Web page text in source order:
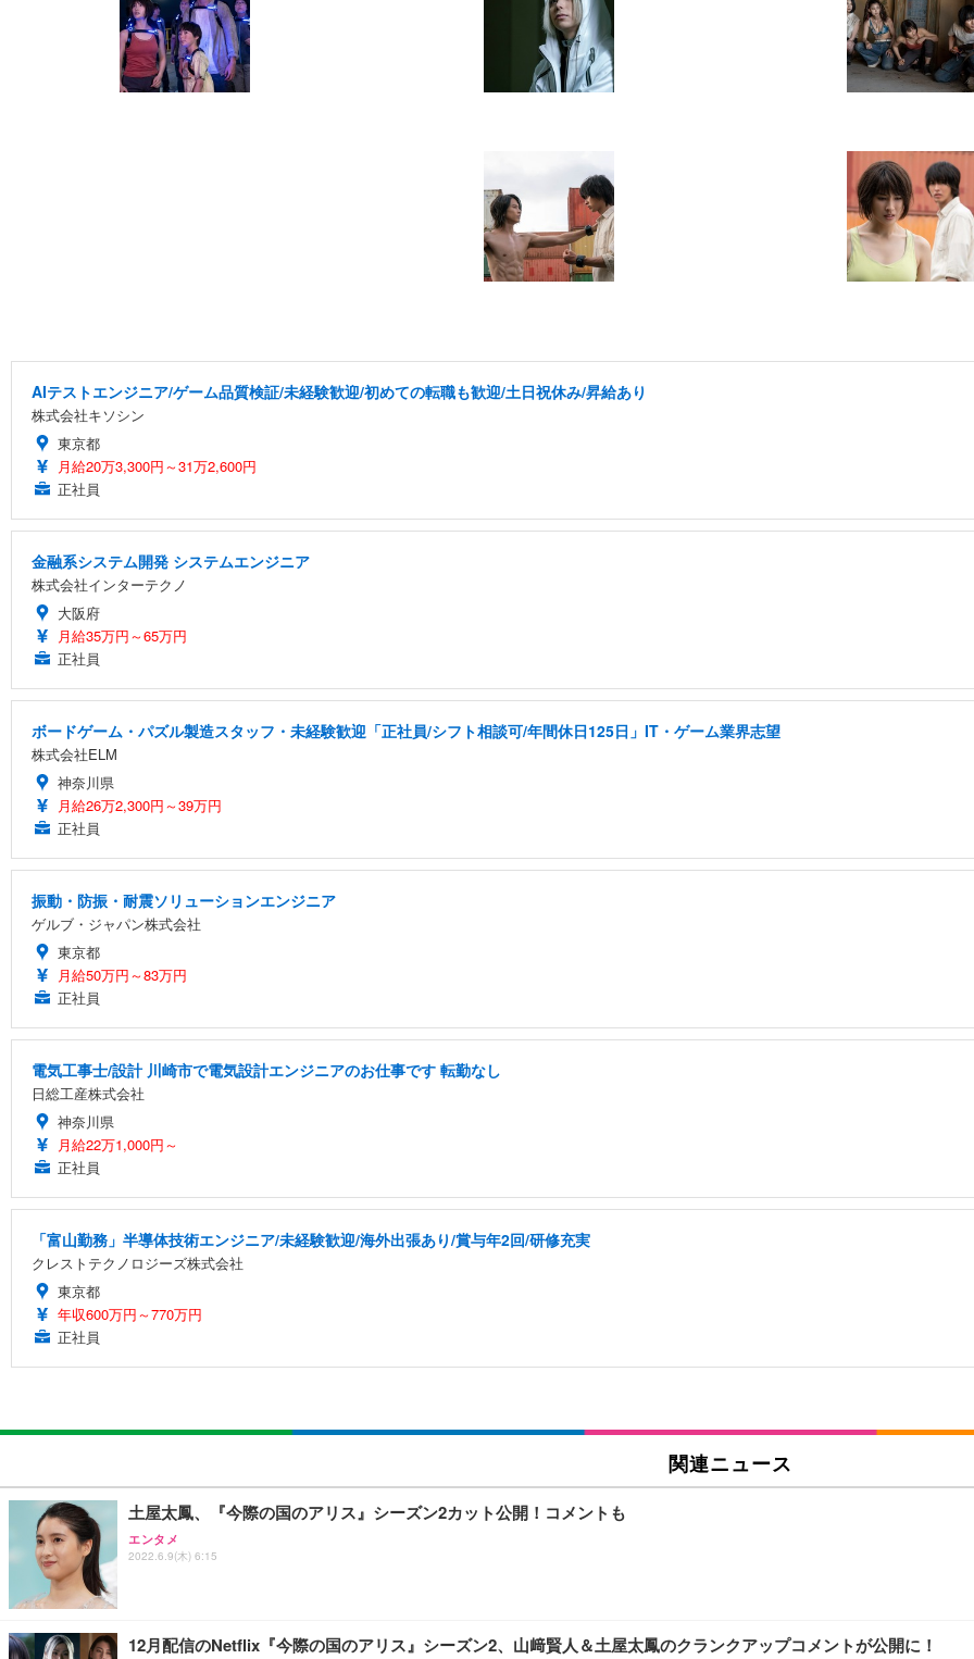
AIテストエンジニア/ゲーム品質検証/未経験歓迎/初めての転職も歓迎/土日祝休み/昇給あり
株式会社キソシン
東京都
月給20万3,300円～31万2,600円
正社員
金融系システム開発 システムエンジニア
株式会社インターテクノ
大阪府
月給35万円～65万円
正社員
ボードゲーム・パズル製造スタッフ・未経験歓迎「正社員/シフト相談可/年間休日125日」IT・ゲーム業界志望
株式会社ELM
神奈川県
月給26万2,300円～39万円
正社員
振動・防振・耐震ソリューションエンジニア
ゲルブ・ジャパン株式会社
東京都
月給50万円～83万円
正社員
電気工事士/設計 川崎市で電気設計エンジニアのお仕事です 転勤なし
日総工産株式会社
神奈川県
月給22万1,000円～
正社員
「富山勤務」半導体技術エンジニア/未経験歓迎/海外出張あり/賞与年2回/研修充実
クレストテクノロジーズ株式会社
東京都
年収600万円～770万円
正社員
関連ニュース
土屋太鳳、『今際の国のアリス』シーズン2カット公開！コメントも
エンタメ
2022.6.9(木) 6:15
12月配信のNetflix『今際の国のアリス』シーズン2、山﨑賢人＆土屋太鳳のクランクアップコメントが公開に！